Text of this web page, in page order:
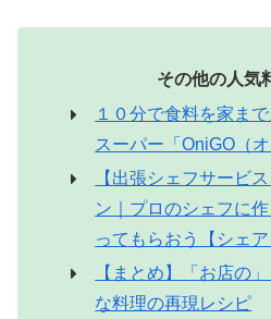
その他の人気
１０分で食料を家ま
スーパー「OniGO（オ
【出張シェフサービ
ン｜プロのシェフに
ってもらおう【シェア
【まとめ】「お店の
な料理の再現レシピ